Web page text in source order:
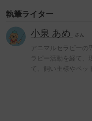
執筆ライター
小泉 あめ さん
アニマルセラピーの
ラピー活動を経て、
て、飼い主様やペ